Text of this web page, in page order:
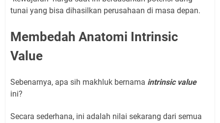
tunai yang bisa dihasilkan perusahaan di masa depan.
Membedah Anatomi Intrinsic
Value
Sebenarnya, apa sih makhluk bernama intrinsic value
ini?
Secara sederhana, ini adalah nilai sekarang dari semua